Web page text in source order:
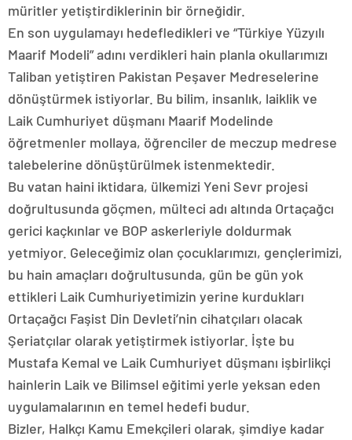
müritler yetiştirdiklerinin bir örneğidir.
En son uygulamayı hedefledikleri ve “Türkiye Yüzyılı
Maarif Modeli” adını verdikleri hain planla okullarımızı
Taliban yetiştiren Pakistan Peşaver Medreselerine
dönüştürmek istiyorlar. Bu bilim, insanlık, laiklik ve
Laik Cumhuriyet düşmanı Maarif Modelinde
öğretmenler mollaya, öğrenciler de meczup medrese
talebelerine dönüştürülmek istenmektedir.
Bu vatan haini iktidara, ülkemizi Yeni Sevr projesi
doğrultusunda göçmen, mülteci adı altında Ortaçağcı
gerici kaçkınlar ve BOP askerleriyle doldurmak
yetmiyor. Geleceğimiz olan çocuklarımızı, gençlerimizi,
bu hain amaçları doğrultusunda, gün be gün yok
ettikleri Laik Cumhuriyetimizin yerine kurdukları
Ortaçağcı Faşist Din Devleti’nin cihatçıları olacak
Şeriatçılar olarak yetiştirmek istiyorlar. İşte bu
Mustafa Kemal ve Laik Cumhuriyet düşmanı işbirlikçi
hainlerin Laik ve Bilimsel eğitimi yerle yeksan eden
uygulamalarının en temel hedefi budur.
Bizler, Halkçı Kamu Emekçileri olarak, şimdiye kadar